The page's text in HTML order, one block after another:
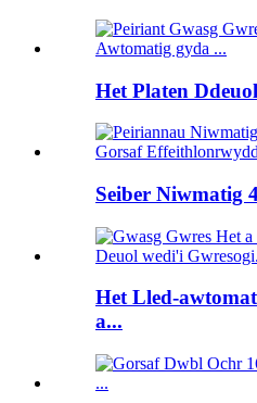
Het Platen
Seiber Niwmatig
Het Lled-
a...